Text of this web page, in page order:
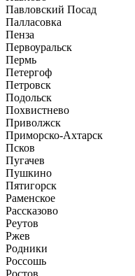
Павловский Посад
Палласовка
Пенза
Первоуральск
Пермь
Петергоф
Петровск
Подольск
Похвистнево
Приволжск
Приморско-Ахтарск
Псков
Пугачев
Пушкино
Пятигорск
Раменское
Рассказово
Реутов
Ржев
Родники
Россошь
Ростов